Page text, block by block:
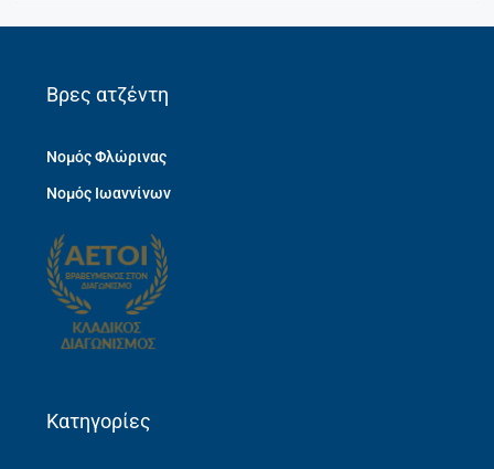
Βρες ατζέντη
Νομός Φλώρινας
Νομός Ιωαννίνων
Κατηγορίες